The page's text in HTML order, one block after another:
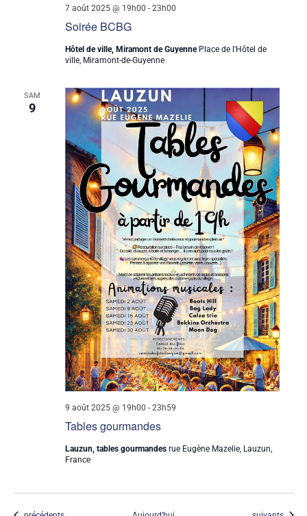
Soirée BCBG
7 août 2025 @ 19h00 - 23h00
Hôtel de ville, Miramont de Guyenne Place de l'Hôtel de
ville, Miramont-de-Guyenne
SAM
9
Tables gourmandes
9 août 2025 @ 19h00 - 23h59
Lauzun, tables gourmandes rue Eugène Mazelie, Lauzun,
France